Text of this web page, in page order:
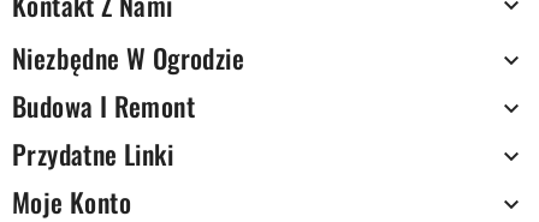

Niezbędne W Ogrodzie 
Budowa I Remont 
Przydatne Linki 
Moje Konto 